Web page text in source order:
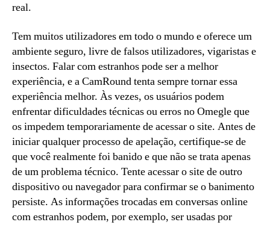
real.
Tem muitos utilizadores em todo o mundo e oferece um
ambiente seguro, livre de falsos utilizadores, vigaristas e
insectos. Falar com estranhos pode ser a melhor
experiência, e a CamRound tenta sempre tornar essa
experiência melhor. Às vezes, os usuários podem
enfrentar dificuldades técnicas ou erros no Omegle que
os impedem temporariamente de acessar o site. Antes de
iniciar qualquer processo de apelação, certifique-se de
que você realmente foi banido e que não se trata apenas
de um problema técnico. Tente acessar o site de outro
dispositivo ⁣ou navegador para confirmar se o banimento
persiste. As informações trocadas em conversas online
com estranhos podem, por exemplo, ser usadas por